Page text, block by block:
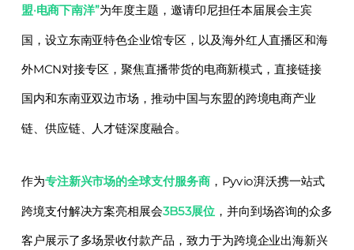
盟·电商下南洋”为年度主题，邀请印尼担任本届展会主宾
国，设立东南亚特色企业馆专区，以及海外红人直播区和海
外MCN对接专区，聚焦直播带货的电商新模式，直接链接
国内和东南亚双边市场，推动中国与东盟的跨境电商产业
链、供应链、人才链深度融合。
作为专注新兴市场的全球支付服务商，Pyvio湃沃携一站式
跨境支付解决方案亮相展会3B53展位，并向到场咨询的众多
客户展示了多场景收付款产品，致力于为跨境企业出海新兴